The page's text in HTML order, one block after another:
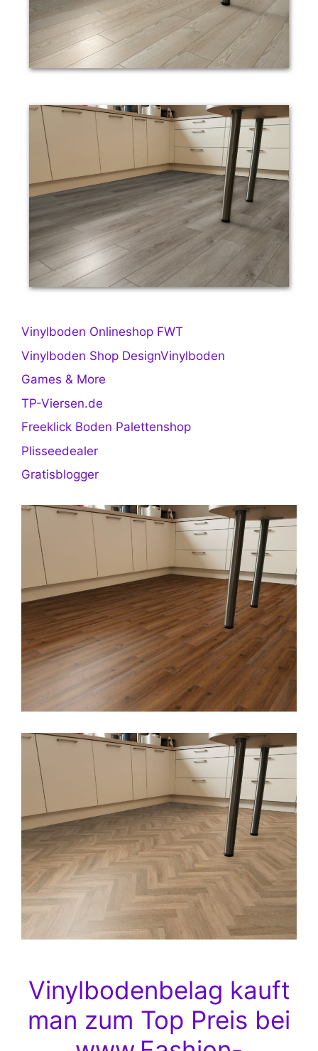
Vinylboden Onlineshop FWT
Vinylboden Shop DesignVinylboden
Games & More
TP-Viersen.de
Freeklick Boden Palettenshop
Plisseedealer
Gratisblogger
Vinylbodenbelag kauft
man zum Top Preis bei